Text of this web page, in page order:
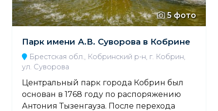
5 фото
Парк имени А.В. Суворова в Кобрине
Брестская обл., Кобринский р-н, г. Кобрин,
ул. Суворова
Центральный парк города Кобрин был
основан в 1768 году по распоряжению
Антония Тызенгауза. После перехода